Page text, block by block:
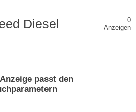
Diesel
0
Anzeigen
passt den